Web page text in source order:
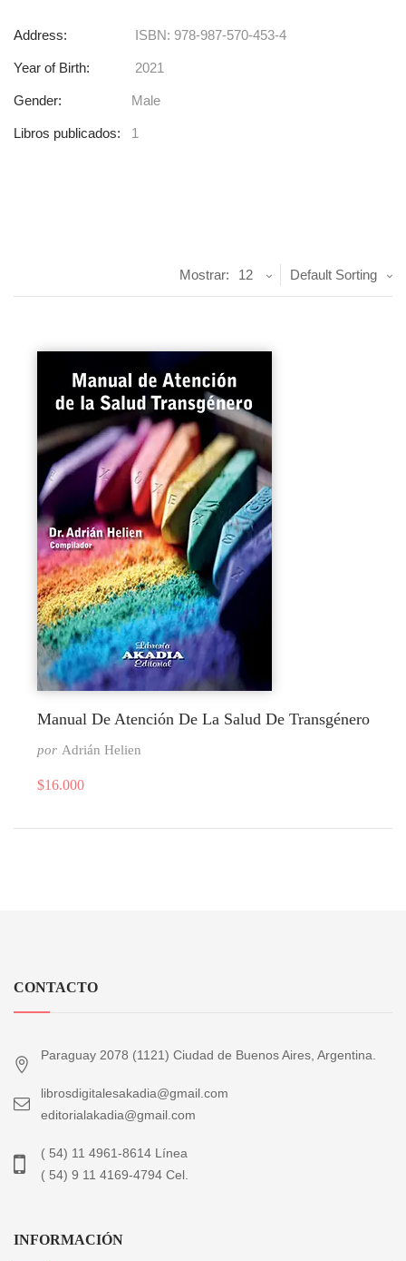
Address: ISBN: 978-987-570-453-4
Year of Birth: 2021
Gender: Male
Libros publicados: 1
Default Sorting
Mostrar: 12
Manual De Atención De La Salud De Transgénero
por Adrián Helien
$16.000
CONTACTO
Paraguay 2078 (1121) Ciudad de Buenos Aires, Argentina.
librosdigitalesakadia@gmail.com
editorialakadia@gmail.com
( 54) 11 4961-8614 Línea
( 54) 9 11 4169-4794 Cel.
INFORMACIÓN